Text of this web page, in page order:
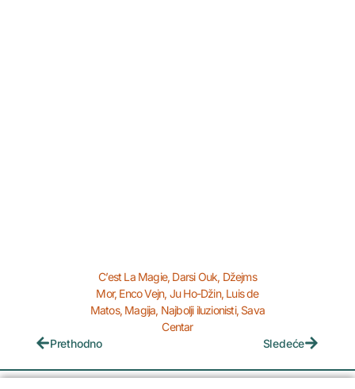
C’est La Magie, Darsi Ouk, Džejms
Mor, Enco Vejn, Ju Ho-Džin, Luis de
Matos, Magija, Najbolji iluzionisti, Sava
Centar
Prethodno
Sledeće